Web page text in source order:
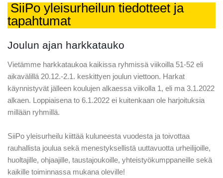
SiiPo yleisurheilun tiedotteet ja
tapahtumat
Joulun ajan harkkatauko
Vietämme harkkataukoa kaikissa ryhmissä viikoilla 51-52 eli
aikavälillä 20.12.-2.1. keskittyen joulun viettoon. Harkat
käynnistyvät jälleen koulujen alkaessa viikolla 1, eli ma 3.1.2022
alkaen. Loppiaisena to 6.1.2022 ei kuitenkaan ole harjoituksia
millään ryhmillä.
SiiPo yleisurheilu kiittää kuluneesta vuodesta ja toivottaa
rauhallista joulua sekä menestyksellistä uuttavuotta urheilijoille,
huoltajille, ohjaajille, taustajoukoille, yhteistyökumppaneille sekä
kaikille toiminnassa mukana oleville!